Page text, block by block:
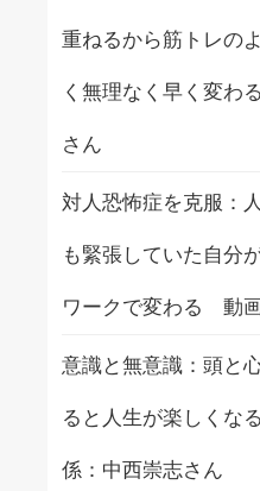
重ねるから筋トレの
く無理なく早く変わ
さん
対人恐怖症を克服：
も緊張していた自分
ワークで変わる 動
意識と無意識：頭と
ると人生が楽しくな
係：中西崇志さん